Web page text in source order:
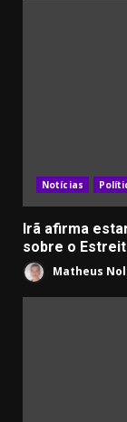
Notícias
Irã afirma
sobre o
Matheus